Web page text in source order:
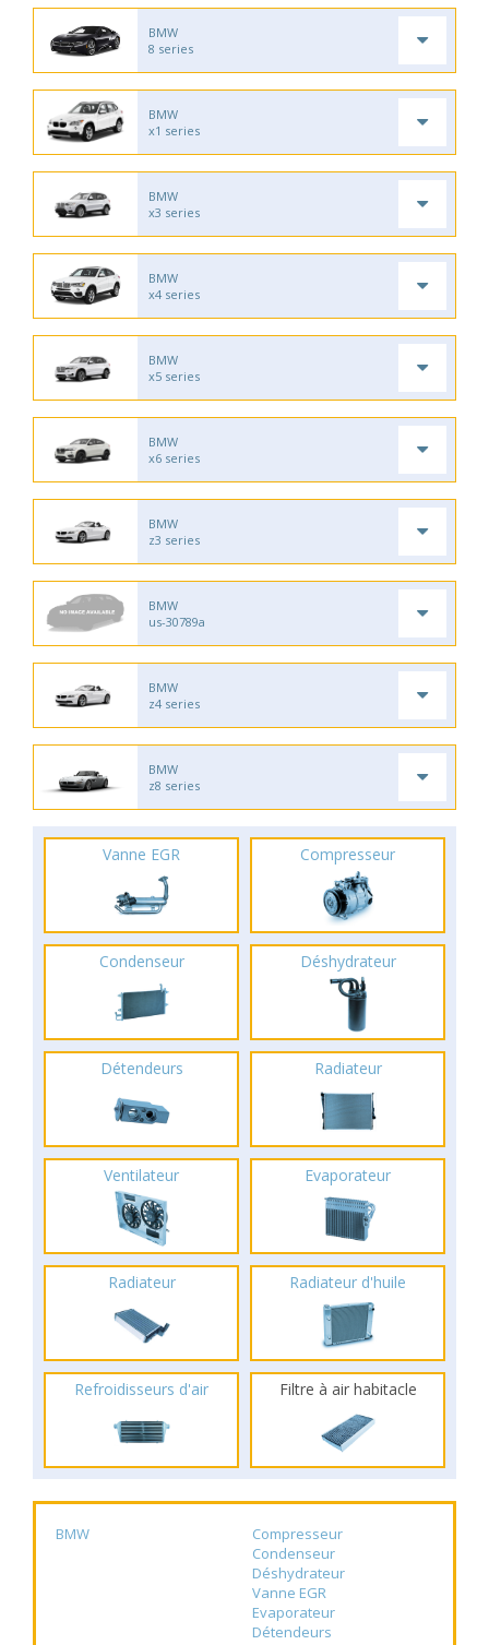
BMW
8 series
BMW
x1 series
BMW
x3 series
BMW
x4 series
BMW
x5 series
BMW
x6 series
BMW
z3 series
BMW
us-30789a
BMW
z4 series
BMW
z8 series
Vanne EGR Compresseur
Condenseur Déshydrateur
Détendeurs Radiateur
Ventilateur Evaporateur
Radiateur Radiateur d'huile
Refroidisseurs d'air Filtre à air habitacle
BMW
Compresseur
Condenseur
Déshydrateur
Vanne EGR
Evaporateur
Détendeurs